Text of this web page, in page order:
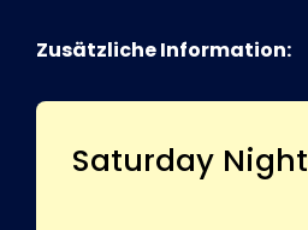
Zusätzliche Information:
Saturday